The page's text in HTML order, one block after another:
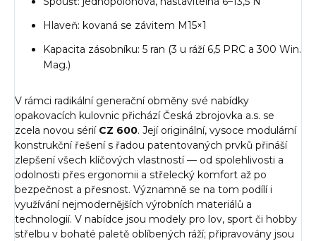
Hlaveň: kovaná se závitem M15×1
Kapacita zásobníku: 5 ran (3 u ráží 6,5 PRC a 300 Win.
Mag.)
V rámci radikální generační obměny své nabídky
opakovacích kulovnic přichází Česká zbrojovka a.s. se
zcela novou sérií CZ 600. Její originální, vysoce modulární
konstrukční řešení s řadou patentovaných prvků přináší
zlepšení všech klíčových vlastností — od spolehlivosti a
odolnosti přes ergonomii a střelecký komfort až po
bezpečnost a přesnost. Významně se na tom podílí i
využívání nejmodernějších výrobních materiálů a
technologií. V nabídce jsou modely pro lov, sport či hobby
střelbu v bohaté paletě oblíbených ráží; připravovány jsou